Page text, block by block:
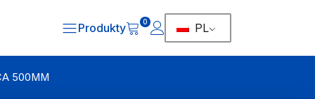
Produkty 0 PL
500MM